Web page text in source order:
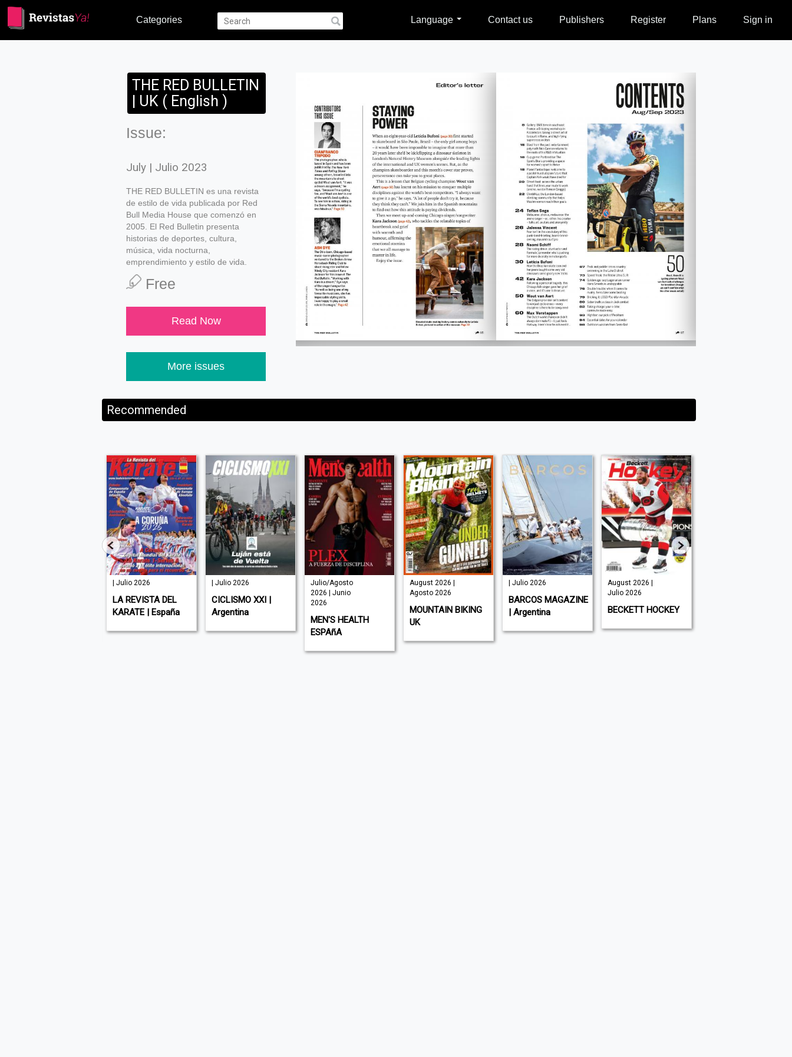
Categories Language Contact us Publishers Register Plans Sign in
THE RED BULLETIN
| UK ( English )
Issue:
July | Julio 2023
THE RED BULLETIN es una revista
de estilo de vida publicada por Red
Bull Media House que comenzó en
2005. El Red Bulletin presenta
historias de deportes, cultura,
música, vida nocturna,
emprendimiento y estilo de vida.
Free
Read Now
More issues
Recommended
| Julio 2026
LA REVISTA DEL
KARATE | España
| Julio 2026
CICLISMO XXI |
Argentina
Julio/Agosto
2026 | Junio
2026
MEN'S HEALTH
ESPAñA
August 2026 |
Agosto 2026
MOUNTAIN BIKING
UK
| Julio 2026
BARCOS MAGAZINE
| Argentina
August 2026 |
Julio 2026
BECKETT HOCKEY